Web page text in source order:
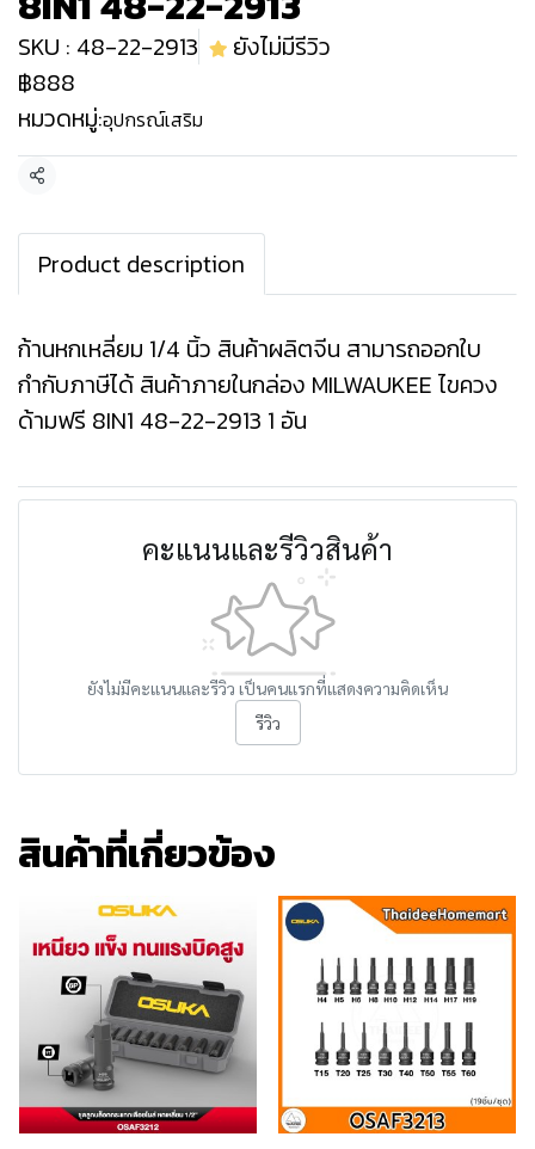
SKU : 48-22-2913
ยังไม่มีรีวิว
฿888
หมวดหมู่:อุปกรณ์เสริม
แชร์
Product description
ก้านหกเหลี่ยม 1/4 นิ้ว สินค้าผลิตจีน สามารถออกใบ
กำกับภาษีได้ สินค้าภายในกล่อง MILWAUKEE ไขควง
ด้ามฟรี 8IN1 48-22-2913 1 อัน
คะแนนและรีวิวสินค้า
ยังไม่มีคะแนนและรีวิว เป็นคนแรกที่แสดงความคิดเห็น
รีวิว
สินค้าที่เกี่ยวข้อง